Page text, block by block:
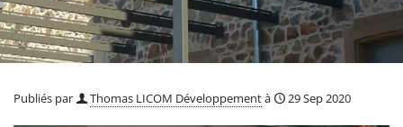
Publiés par Thomas LICOM Développementà 29 Sep 2020